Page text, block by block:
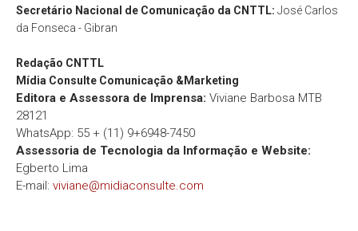
Secretário Nacional de Comunicação da CNTTL: José Carlos
da Fonseca - Gibran
Redação CNTTL
Mídia Consulte Comunicação &Marketing
Editora e Assessora de Imprensa: Viviane Barbosa MTB
28121
WhatsApp: 55 + (11) 9+6948-7450
Assessoria de Tecnologia da Informação e Website:
Egberto Lima
E-mail: viviane@midiaconsulte.com